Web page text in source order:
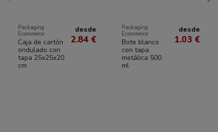
Packaging
Ecommerce
Caja de cartón
ondulado con
tapa 25x25x20
cm
desde
2.84 €
Packaging
Ecommerce
Bote blanco
con tapa
metálica 500
ml
desde
1.03 €